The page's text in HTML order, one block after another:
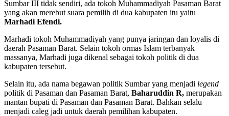
Sumbar III tidak sendiri, ada tokoh Muhammadiyah Pasaman Barat
yang akan merebut suara pemilih di dua kabupaten itu yaitu
Marhadi Efendi.
Marhadi tokoh Muhammadiyah yang punya jaringan dan loyalis di
daerah Pasaman Barat. Selain tokoh ormas Islam terbanyak
massanya, Marhadi juga dikenal sebagai tokoh politik di dua
kabupaten tersebut.
Selain itu, ada nama begawan politik Sumbar yang menjadi legend
politik di Pasaman dan Pasaman Barat, Baharuddin R, merupakan
mantan bupati di Pasaman dan Pasaman Barat. Bahkan selalu
menjadi caleg jadi untuk daerah pemilihan kabupaten.